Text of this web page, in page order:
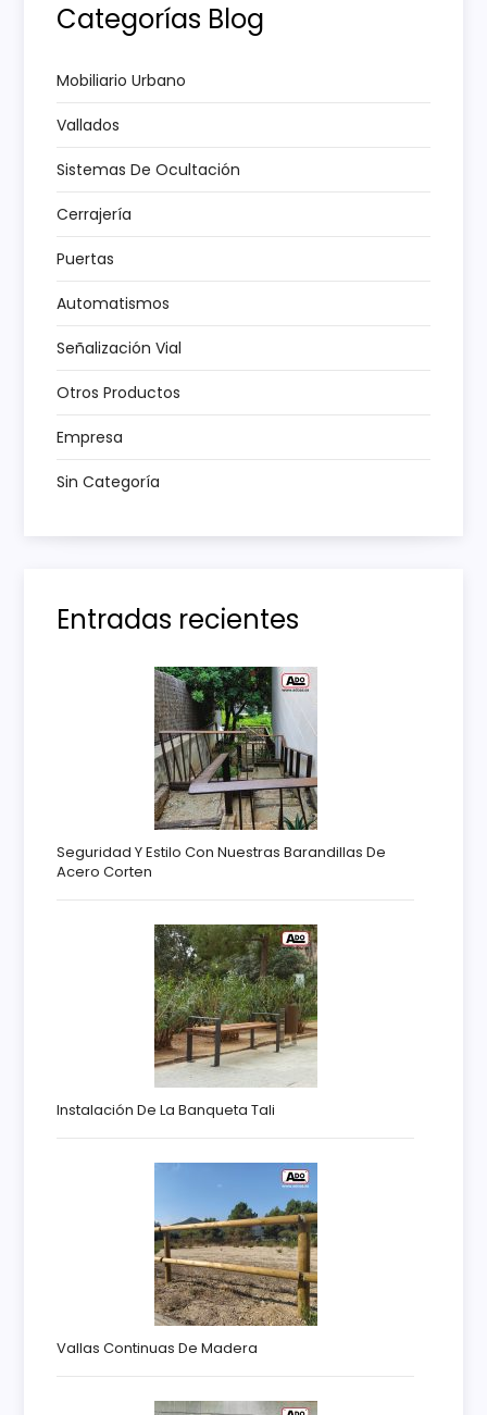
ó
n
d
e
e
n
t
r
a
d
a
s
Categorías Blog
Mobiliario Urbano
Vallados
Sistemas De Ocultación
Cerrajería
Puertas
Automatismos
Señalización Vial
Otros Productos
Empresa
Sin Categoría
Entradas recientes
Seguridad Y Estilo Con Nuestras Barandillas De
Acero Corten
Instalación De La Banqueta Tali
Vallas Continuas De Madera